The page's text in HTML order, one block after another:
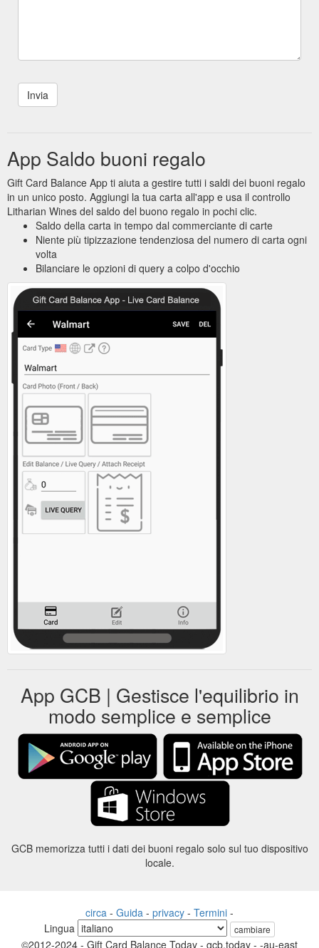
App Saldo buoni regalo
Gift Card Balance App ti aiuta a gestire tutti i saldi dei buoni regalo
in un unico posto. Aggiungi la tua carta all'app e usa il controllo
Litharian Wines del saldo del buono regalo in pochi clic.
Saldo della carta in tempo dal commerciante di carte
Niente più tipizzazione tendenziosa del numero di carta ogni
volta
Bilanciare le opzioni di query a colpo d'occhio
App GCB | Gestisce l'equilibrio in
modo semplice e semplice
GCB memorizza tutti i dati dei buoni regalo solo sul tuo dispositivo
locale.
circa - Guida - privacy - Termini -
Lingua
cambiare
©2012-2024 - Gift Card Balance Today - gcb.today - -au-east